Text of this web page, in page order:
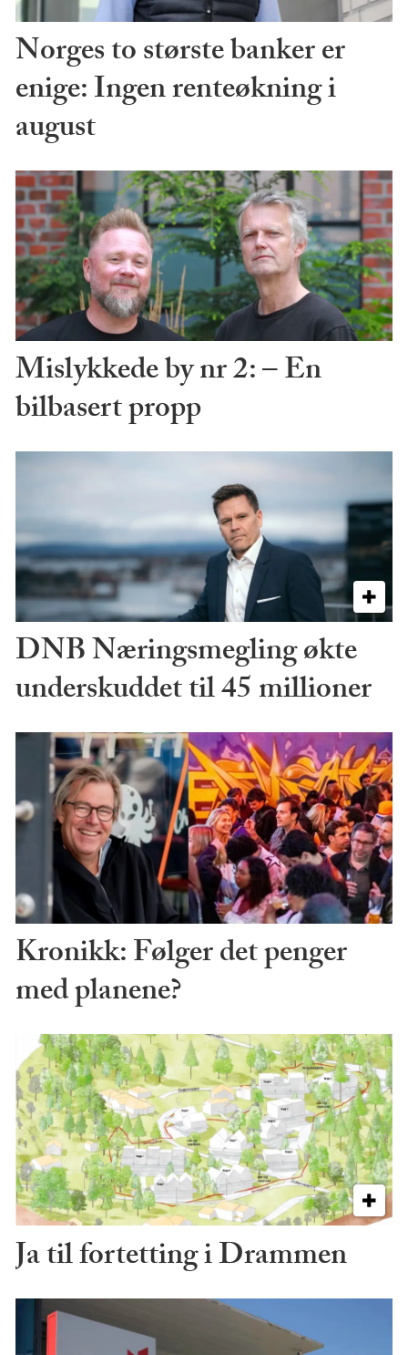
Norges to største banker er
enige: Ingen renteøkning i
august
Mislykkede by nr 2: – En
bilbasert propp
DNB Næringsmegling økte
underskuddet til 45 millioner
Kronikk: Følger det penger
med planene?
Ja til fortetting i Drammen